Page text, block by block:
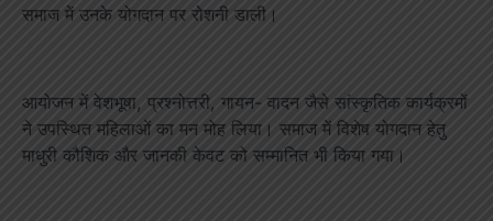
समाज में उनके योगदान पर रोशनी डाली।
आयोजन में वेशभूषा, प्रश्नोत्तरी, गायन- वादन जैसे सांस्कृतिक कार्यक्रमों
ने उपस्थित महिलाओं का मन मोह लिया। समाज में विशेष योगदान हेतु
माधुरी कौशिक और जानकी केवट को सम्मानित भी किया गया।